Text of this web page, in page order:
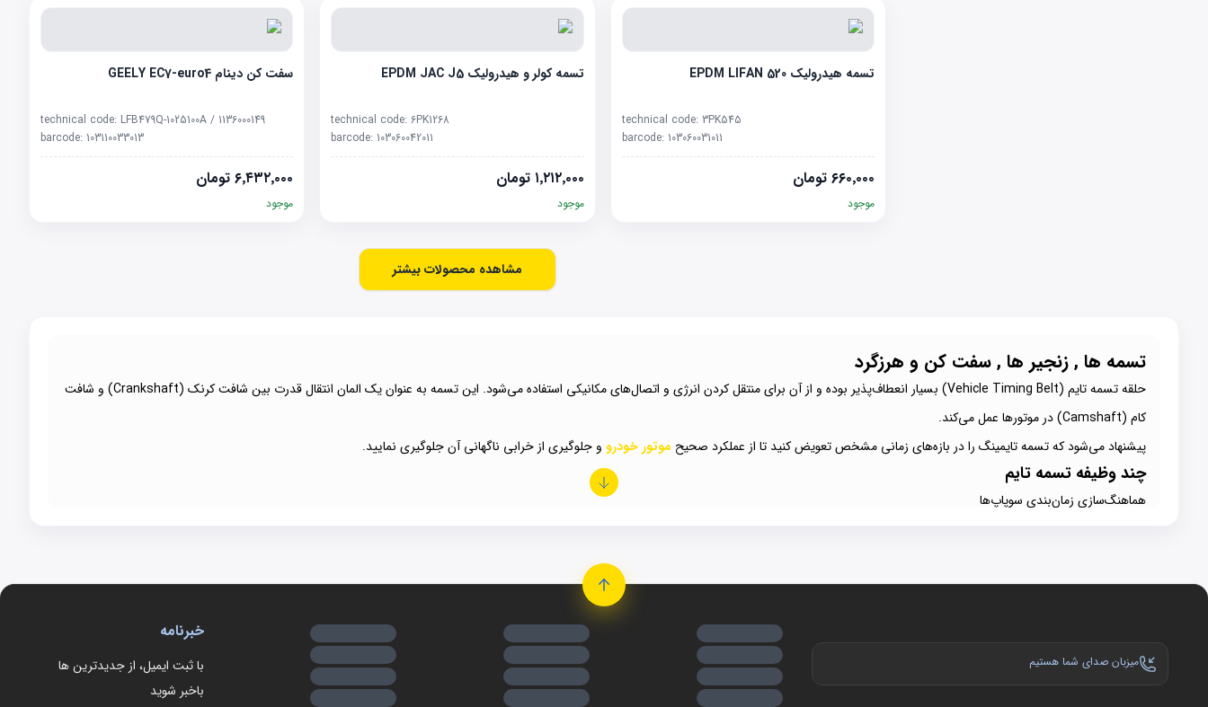
تسمه هیدرولیک EPDM LIFAN 520
technical code: 3PK545
barcode: 103060031011
۶۶۰٬۰۰۰تومان
موجود
تسمه کولر و هیدرولیک EPDM JAC J5
technical code:6PK1268
barcode: 103060042011
۱٬۲۱۲٬۰۰۰ تومان
موجود
سفت کن دینام GEELY EC7-euro4
technical code: LFB479Q-1025100A / 1136000149
barcode: 103110033013
۶٬۴۳۲٬۰۰۰تومان
موجود
مشاهده محصولات بیشتر
تسمه ها , زنجیر ها , سفت کن و هرزگرد
حلقه تسمه تایم (Vehicle Timing Belt) بسیار انعطاف‌پذیر بوده و از آن برای منتقل کردن انرژی و اتصال‌های مکانیکی استفاده می‌شود. این تسمه به عنوان یک المان انتقال قدرت بین شافت کرنک (Crankshaft) و شافت
کام (Camshaft) در موتورها عمل می‌کند.
پیشنهاد می‌شود که تسمه تایمینگ را در بازه‌های زمانی مشخص تعویض کنید تا از عملکرد صحیح موتور خودرو و جلوگیری از خرابی ناگهانی آن جلوگیری نمایید.
چند وظیفه تسمه تایم
هماهنگ‌سازی زمان‌بندی سوپاپ‌ها
معرفی دیگر انواع تسمه
انتقال قدرت از موتور به دینام است. با چرخش شفت کرنک، تسمه دینام متصل به پولی دینام (Pulley) را در حرکت قرار داده و این حرکت انتقال قدرت را به دینام می‌دهد.
2 . تسمه هیدرولیک
تسمه هیدرولیک هم وظیفه کنترل و تنظیم دینام، کولر‌های خودرو و همچنین پمپ هیدرولیکی فرمان را دارد. تسمه هیدرولیک عملکردی شبیه با تسمه‌های دیگری مانند تسمه‌های تایم دارد، اما به جای انتقال قدرت مکانیکی،
میزبان صدای شما هستیم
خبرنامه
با ثبت ایمیل، از جدید‌ترین ها
با‌خبر شوید